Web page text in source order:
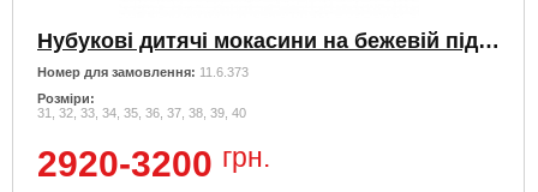
Нубукові дитячі мокасини на бежевій підошві
Номер для замовлення: 11.6.373
Розміри:
31, 32, 33, 34, 35, 36, 37, 38, 39, 40
2920-3200 грн.